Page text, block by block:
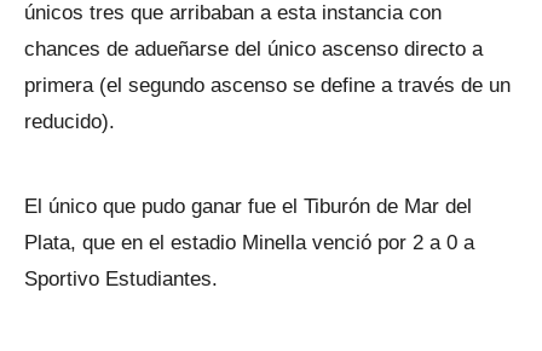
únicos tres que arribaban a esta instancia con
chances de adueñarse del único ascenso directo a
primera (el segundo ascenso se define a través de un
reducido).
El único que pudo ganar fue el Tiburón de Mar del
Plata, que en el estadio Minella venció por 2 a 0 a
Sportivo Estudiantes.